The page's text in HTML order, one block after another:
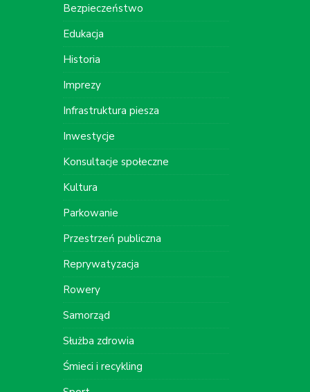
Bezpieczeństwo
Edukacja
Historia
Imprezy
Infrastruktura piesza
Inwestycje
Konsultacje społeczne
Kultura
Parkowanie
Przestrzeń publiczna
Reprywatyzacja
Rowery
Samorząd
Służba zdrowia
Śmieci i recykling